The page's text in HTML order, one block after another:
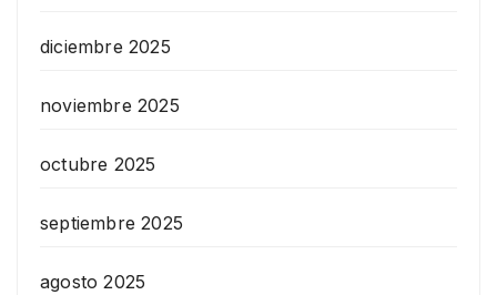
diciembre 2025
noviembre 2025
octubre 2025
septiembre 2025
agosto 2025